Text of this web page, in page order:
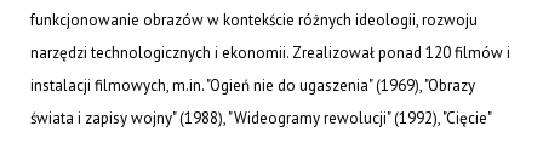
funkcjonowanie obrazów w kontekście różnych ideologii, rozwoju
narzędzi technologicznych i ekonomii. Zrealizował ponad 120 filmów i
instalacji filmowych, m.in. "Ogień nie do ugaszenia" (1969), "Obrazy
świata i zapisy wojny" (1988), "Wideogramy rewolucji" (1992), "Cięcie"